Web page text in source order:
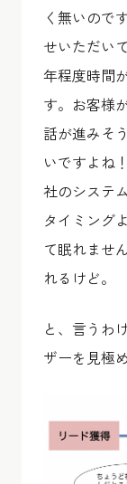
く無いので
せいただい
年程度時間
す。お客様
話が進みそ
いですよね
社のシステ
タイミング
て眠れませ
れるけど。
と、言うわ
ザーを見極